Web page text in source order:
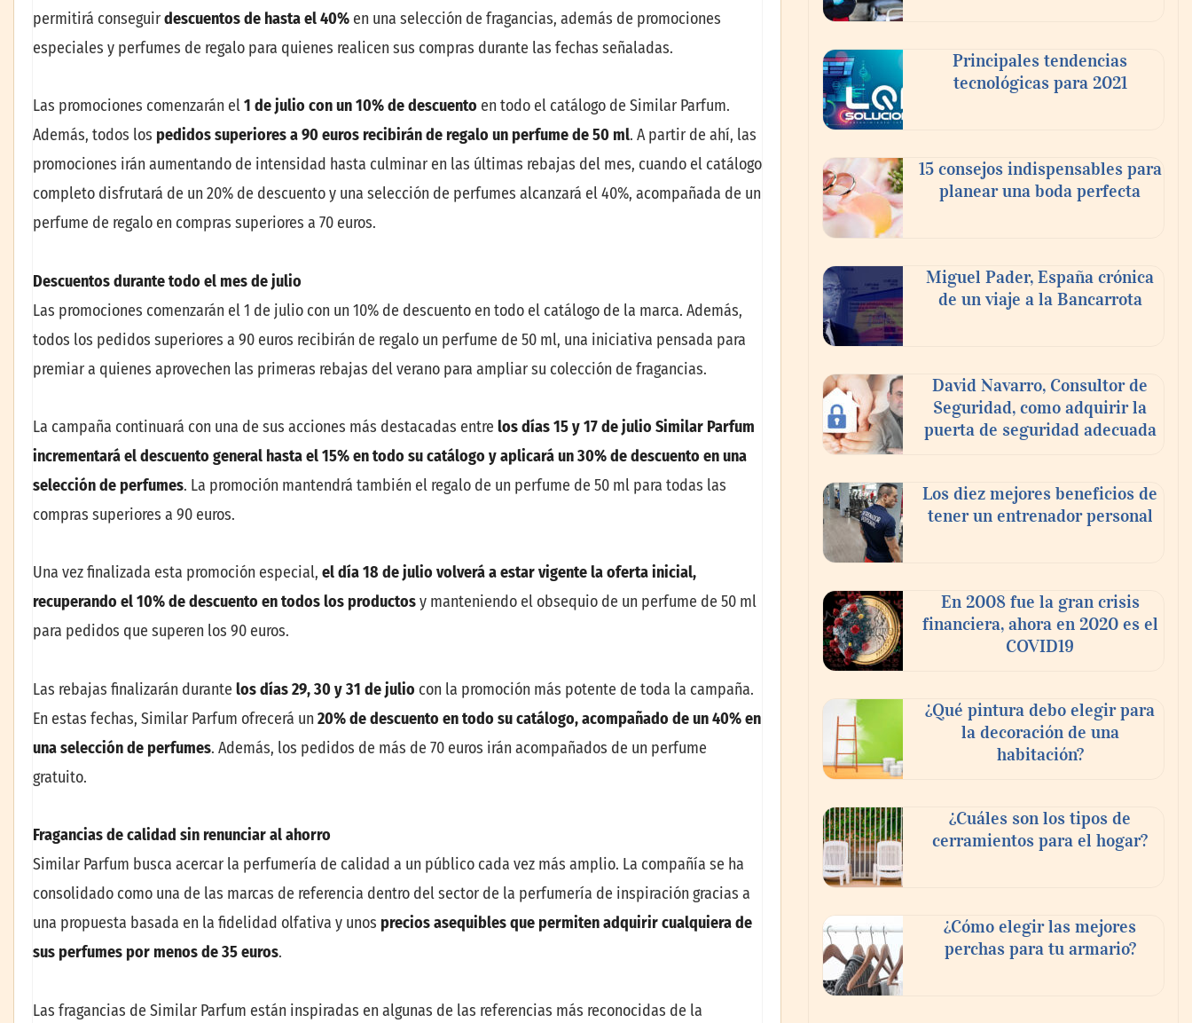
permitirá conseguirdescuentos de hasta el 40% en una selección de fragancias, además de promociones
especiales y perfumes de regalo para quienes realicen sus compras durante las fechas señaladas.
Las promociones comenzarán el1 de julio con un 10% de descuento en todo el catálogo de Similar Parfum.
Además, todos los pedidos superiores a 90 euros recibirán de regalo un perfume de 50 ml. A partir de ahí, las
promociones irán aumentando de intensidad hasta culminar en las últimas rebajas del mes, cuando el catálogo
completo disfrutará de un 20% de descuento y una selección de perfumes alcanzará el 40%, acompañada de un
perfume de regalo en compras superiores a 70 euros.
Descuentos durante todo el mes de julio
Las promociones comenzarán el 1 de julio con un 10% de descuento en todo el catálogo de la marca. Además,
todos los pedidos superiores a 90 euros recibirán de regalo un perfume de 50 ml, una iniciativa pensada para
premiar a quienes aprovechen las primeras rebajas del verano para ampliar su colección de fragancias.
La campaña continuará con una de sus acciones más destacadas entre los días 15 y 17 de julio Similar Parfum
incrementará el descuento general hasta el 15% en todo su catálogo y aplicará un 30% de descuento en una
selección de perfumes. La promoción mantendrá también el regalo de un perfume de 50 ml para todas las
compras superiores a 90 euros.
Una vez finalizada esta promoción especial, el día 18 de julio volverá a estar vigente la oferta inicial,
recuperando el 10% de descuento en todos los productosy manteniendo el obsequio de un perfume de 50 ml
para pedidos que superen los 90 euros.
Las rebajas finalizarán durante los días 29, 30 y 31 de julio con la promoción más potente de toda la campaña.
En estas fechas, Similar Parfum ofrecerá un 20% de descuento en todo su catálogo, acompañado de un 40% en
una selección de perfumes. Además, los pedidos de más de 70 euros irán acompañados de un perfume
gratuito.
Fragancias de calidad sin renunciar al ahorro
Similar Parfum busca acercar la perfumería de calidad a un público cada vez más amplio. La compañía se ha
consolidado como una de las marcas de referencia dentro del sector de la perfumería de inspiración gracias a
una propuesta basada en la fidelidad olfativa y unos precios asequibles que permiten adquirir cualquiera de
sus perfumes por menos de 35 euros.
Las fragancias de Similar Parfum están inspiradas en algunas de las referencias más reconocidas de la
Principales tendencias
tecnológicas para 2021
15 consejos indispensables para
planear una boda perfecta
Miguel Pader, España crónica
de un viaje a la Bancarrota
David Navarro, Consultor de
Seguridad, como adquirir la
puerta de seguridad adecuada
Los diez mejores beneficios de
tener un entrenador personal
En 2008 fue la gran crisis
financiera, ahora en 2020 es el
COVID19
¿Qué pintura debo elegir para
la decoración de una
habitación?
¿Cuáles son los tipos de
cerramientos para el hogar?
¿Cómo elegir las mejores
perchas para tu armario?